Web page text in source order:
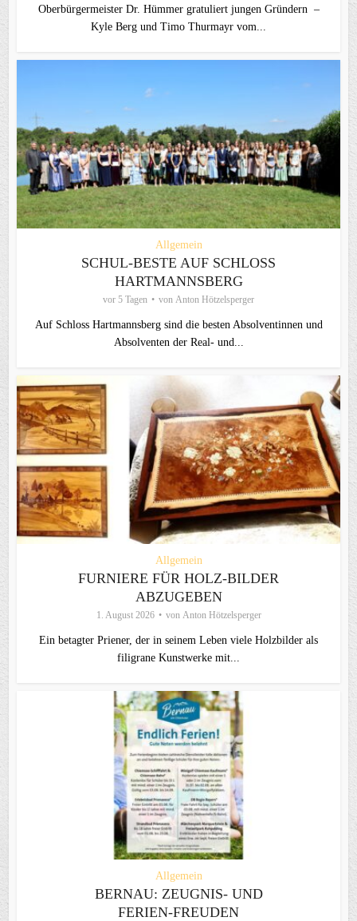
Oberbürgermeister Dr. Hümmer gratuliert jungen Gründern –
Kyle Berg und Timo Thurmayr vom...
Allgemein
SCHUL-BESTE AUF SCHLOSS
HARTMANNSBERG
vor 5 Tagen von Anton Hötzelsperger
Auf Schloss Hartmannsberg sind die besten Absolventinnen und
Absolventen der Real- und...
Allgemein
FURNIERE FÜR HOLZ-BILDER
ABZUGEBEN
1. August 2026 von Anton Hötzelsperger
Ein betagter Priener, der in seinem Leben viele Holzbilder als
filigrane Kunstwerke mit...
Allgemein
BERNAU: ZEUGNIS- UND
FERIEN-FREUDEN